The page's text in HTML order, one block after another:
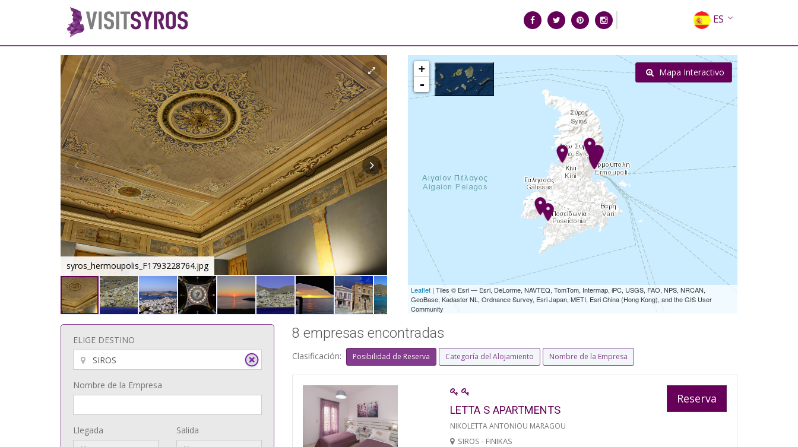
ES
EN
EL
RU
syros_hermoupolis_F1793228764.jpg syros_vaporia_F268133321.jpg
+
-
Leaflet | Tiles © Esri — Esri, DeLorme, NAVTEQ, TomTom, Intermap, iPC, USGS, FAO, NPS, NRCAN,
GeoBase, Kadaster NL, Ordnance Survey, Esri Japan, METI, Esri China (Hong Kong), and the GIS User
Community
Mapa Interactivo
ELIGE DESTINO
Nombre de la Empresa
Llegada Salida
8 empresas encontradas
Clasificación: Posibilidad de Reserva Categoría del Alojamiento Nombre de la Empresa
LETTA S APARTMENTS
NIKOLETTA ANTONIOU MARAGOU
SIROS - FINIKAS
Reserva